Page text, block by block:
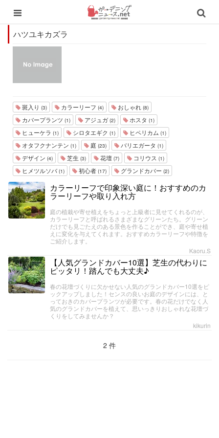
ハツユキカズラ
斑入り (3) カラーリーフ (4) おしゃれ (8)
カバープランツ (1) アジュガ (2) ホスタ (1)
ヒューケラ (1) シロタエギク (1) ヒペリカム (1)
オタフクナンテン (1) 庭 (23) バリエガータ (1)
デザイン (4) 芝生 (3) 花壇 (7) コリウス (1)
ヒメツルソバ(1) 初心者 (17) グランドカバー (2)
カラーリーフで印象深い庭に！おすすめのカ
ラーリーフや取り入れ方
庭の植栽や寄せ植えをちょっと上級者に見せてくれるのが、
カラーリーフと呼ばれるさまざまなグリーンたち。グリーン
だけでも見ごたえのある景色を作ることができ、庭や寄せ植
えに変化を与えてくれます。おすすめカラーリーフや特徴を
ご紹介します。
Kaoru.S
【人気グランドカバー10選】芝生の代わりに
ピッタリ！踏んでも大丈夫♪
春の花壇づくりに欠かせない人気のグランドカバー10選をピ
ックアップしました！センスの良いお庭のデザインには、と
っておきのカバープランツが必要です。春の花だけでなく人
気のグランドカバーを植えて、思いっきりおしゃれな花壇づ
くりをしてみませんか？
kikurin
2 件